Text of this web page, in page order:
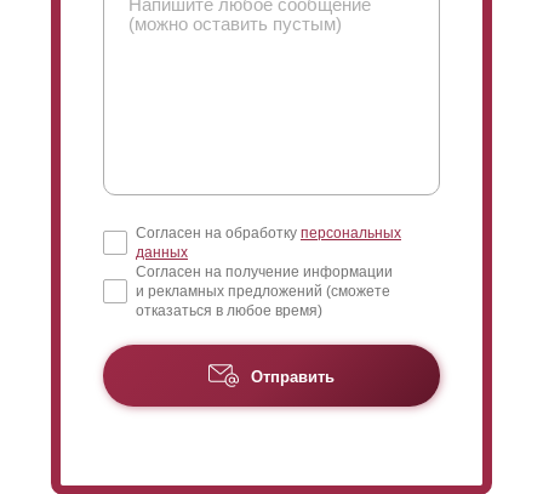
Согласен на обработку персональных
данных
Согласен на получение информации
и рекламных предложений (сможете
отказаться в любое время)
Отправить